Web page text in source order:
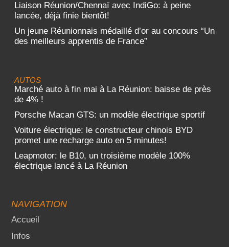
Liaison Réunion/Chennaï avec IndiGo: à peine
lancée, déjà finie bientôt!
Un jeune Réunionnais médaillé d’or au concours “Un
des meilleurs apprentis de France”
AUTOS
Marché auto à fin mai à La Réunion: baisse de près
de 4% !
Porsche Macan GTS: un modèle électrique sportif
Voiture électrique: le constructeur chinois BYD
promet une recharge auto en 5 minutes!
Leapmotor: le B10, un troisième modèle 100%
électrique lancé à La Réunion
NAVIGATION
Accueil
Infos